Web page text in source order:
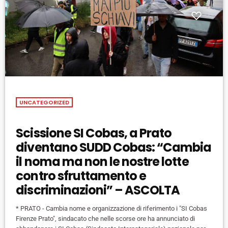
UNCATEGORIZED
Scissione SI Cobas, a Prato
diventano SUDD Cobas: “Cambia
il noma ma non le nostre lotte
contro sfruttamento e
discriminazioni” – ASCOLTA
* PRATO - Cambia nome e organizzazione di riferimento i "SI Cobas
Firenze Prato", sindacato che nelle scorse ore ha annunciato di